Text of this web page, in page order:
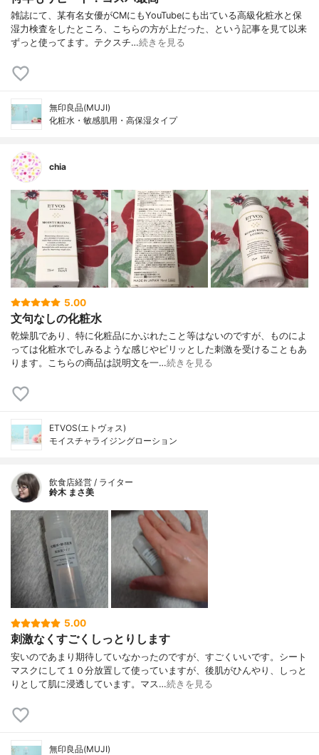
雑誌にて、某有名女優がCMにもYouTubeにも出ている高級化粧水と保
湿力検査をしたところ、こちらの方が上だった、という記事を見て以来
ずっと使ってます。テクスチ…続きを見る
無印良品(MUJI)
化粧水・敏感肌用・高保湿タイプ
chia
5.00
文句なしの化粧水
乾燥肌であり、特に化粧品にかぶれたこと等はないのですが、ものによ
っては化粧水でしみるような感じやピリッとした刺激を受けることもあ
ります。こちらの商品は説明文を一…続きを見る
ETVOS(エトヴォス)
モイスチャライジングローション
飲食店経営 / ライター
鈴木 まさ美
5.00
刺激なくすごくしっとりします
安いのであまり期待していなかったのですが、すごくいいです。シート
マスクにして１０分放置して使っていますが、後肌がひんやり、しっと
りとして肌に浸透しています。マス…続きを見る
無印良品(MUJI)